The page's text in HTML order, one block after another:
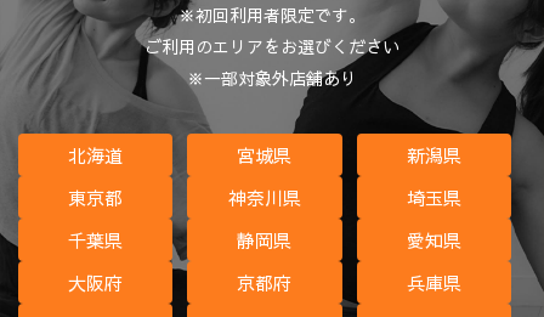
※初回利用者限定です。
ご利用のエリアをお選びください
※一部対象外店舗あり
北海道 宮城県
新潟県
東京都
神奈川県
埼玉県
千葉県
静岡県
愛知県
大阪府
京都府
兵庫県